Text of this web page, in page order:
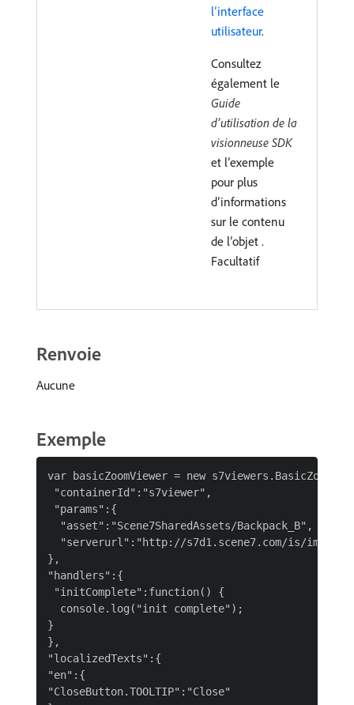
l’interface
utilisateur.
Consultez
également le
Guide
d’utilisation de la
visionneuse SDK
et l’exemple
pour plus
d’informations
sur le contenu
de l’objet .
Facultatif
Renvoie
Aucune
Exemple
var basicZoomViewer = new
"containerId":"s7viewer",
"params":{
  "asset":"Scene7SharedAssets/Backpack_B",
  "serverurl":"http://s7d1.scene7.com/is/image/"
},
"handlers":{
"initComplete":function() {
  console.log("init complete");
}
},
"localizedTexts":{
"en":{
"CloseButton.TOOLTIP":"Close"